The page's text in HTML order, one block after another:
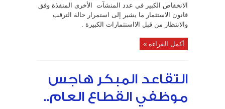
الانخفاض الكبير في عدد المنشآت الأخرى المنفذة وفق
قانون الاستثمار ما يشير إلى استمرار حالة الترقب
والانتظار من قبل الااستثمارات الكبيرة .
أكمل القراءة »
التقاعد المبكر هاجس
موظفي القطاع العام..